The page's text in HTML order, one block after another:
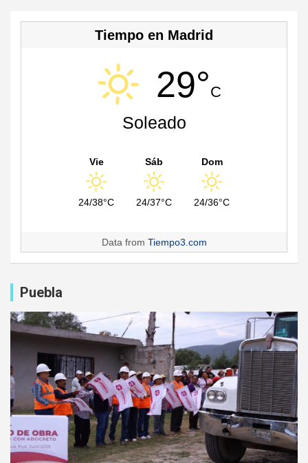
Tiempo en Madrid
29°C
Soleado
Vie
24/38°C
Sáb
24/37°C
Dom
24/36°C
Data from Tiempo3.com
Puebla